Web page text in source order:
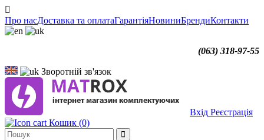
Про насДоставка та оплатаГарантіяНовиниБрендиКонтакти
(063) 318-97-55
Зворотній зв'язок
Вхід Реєстрація
Кошик (0)